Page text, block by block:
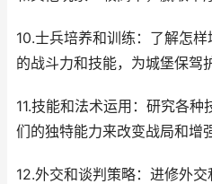
10.士兵培养和训练：了解怎
的战斗力和技能，为城堡保驾
11.技能和法术运用：研究各
们的独特能力来改变战局和增
12.外交和谈判策略：进修外